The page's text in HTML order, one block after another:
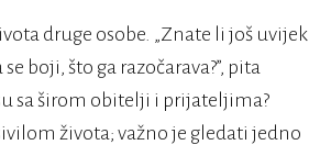
druge osobe. „Znate li još uvijek
boji, što ga razočarava?”, pita
sa širom obitelji i prijateljima?
života; važno je gledati jedno